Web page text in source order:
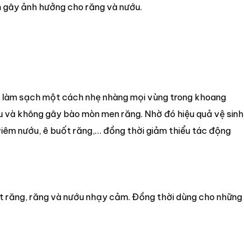
ảnh hưởng cho răng và nướu.
sạch một cách nhẹ nhàng mọi vùng trong khoang
không gây bào mòn men răng. Nhờ đó hiệu quả vệ sinh
nướu, ê buốt răng,… đồng thời giảm thiểu tác động
răng và nướu nhạy cảm. Đồng thời dùng cho những